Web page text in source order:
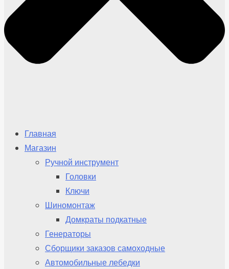
Главная
Магазин
Ручной инструмент
Головки
Ключи
Шиномонтаж
Домкраты подкатные
Генераторы
Сборщики заказов самоходные
Автомобильные лебедки